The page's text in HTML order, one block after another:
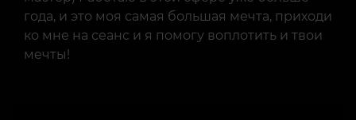
года, и это моя самая большая мечта, приходи
ко мне на сеанс и я помогу воплотить и твои
мечты!